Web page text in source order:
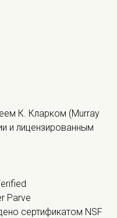
К. Кларком (Murray
и лицензированным
Parve
сертификатом NSF